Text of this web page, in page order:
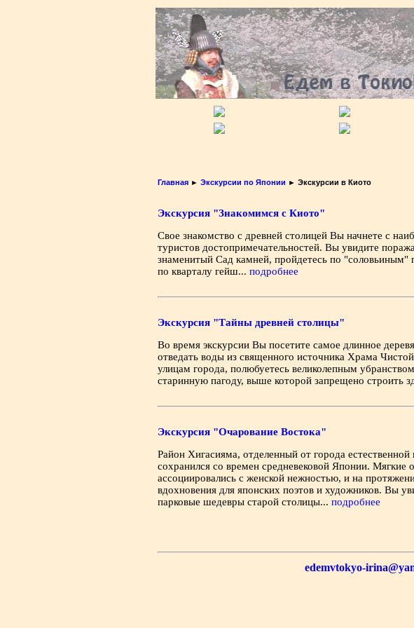
Главная ► Экскурсии по Японии ► Экскурсии в Киото
Экскурсия "Знакомимся с Киото"
Свое знакомство с древней столицей Вы начнете с
туристов достопримечательностей. Вы увидите
знаменитый Сад камней, пройдетесь по "соловьиным"
по кварталу гейш... подробнее
Экскурсия "Тайны древней столицы"
Во время экскурсии Вы посетите самое длинное
отведать воды из священного источника Храма
улицам города, полюбуетесь великолепным
старинную пагоду, выше которой запрещено строить
Экскурсия "Очарование Востока"
Район Хигасияма, отделенный от города
сохранился со времен средневековой Японии. Мягкие
ассоциировались с женской нежностью, и на
вдохновения для японских поэтов и художников. Вы
парковые шедевры старой столицы... подробнее
edemvtokyo-